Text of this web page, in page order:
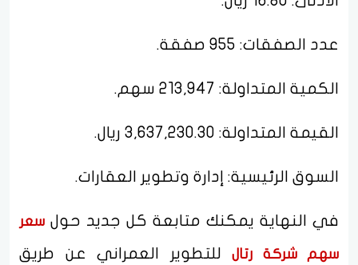
عدد الصفقات: 955 صفقة.
الكمية المتداولة: 213,947 سهم.
القيمة المتداولة: 3,637,230.30 ريال.
السوق الرئيسية: إدارة وتطوير العقارات.
في النهاية يمكنك متابعة كل جديد حول سعر
سهم شركة رتال للتطوير العمراني عن طريق